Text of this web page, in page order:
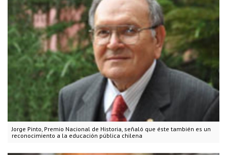
Jorge Pinto, Premio Nacional de Historia, señaló que éste también es un
reconocimiento a la educación pública chilena